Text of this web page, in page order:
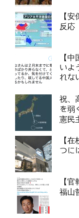
【
反応
【
いよ
れな
祝、
を弱
憲民
【
つに
【
福山